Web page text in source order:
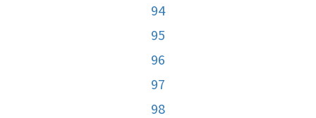
94
95
96
97
98